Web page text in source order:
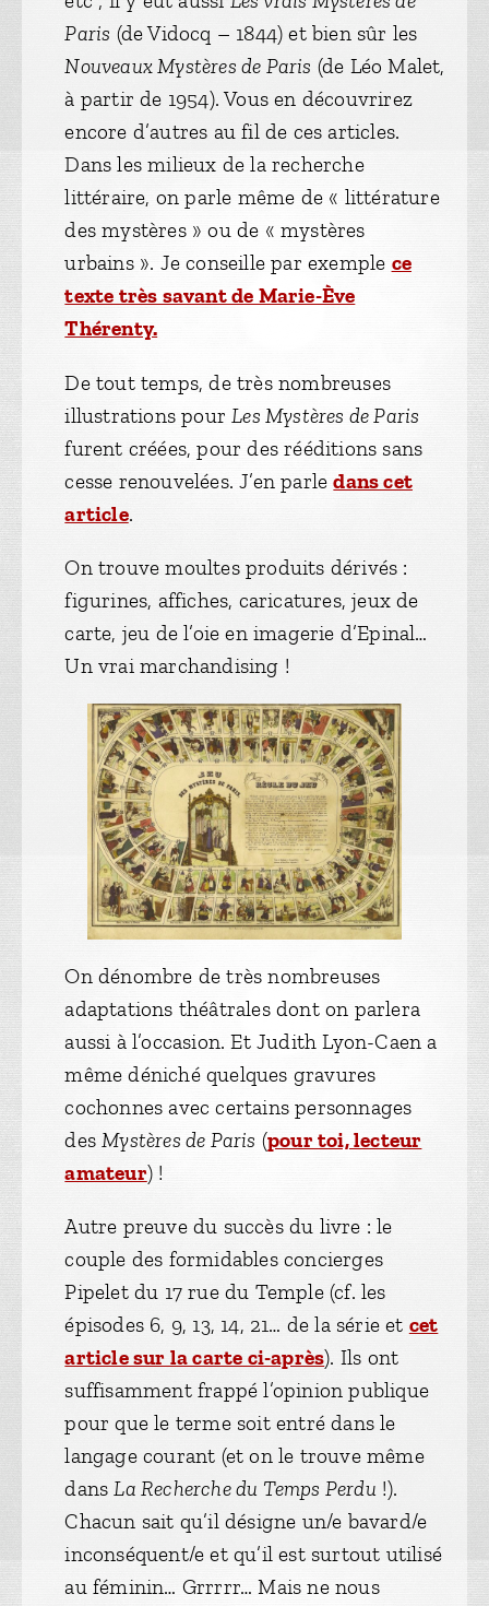
Paris (de Vidocq – 1844) et bien sûr les
Nouveaux Mystères de Paris (de Léo Malet,
à partir de 1954). Vous en découvrirez
encore d’autres au fil de ces articles.
Dans les milieux de la recherche
littéraire, on parle même de « littérature
des mystères » ou de « mystères
urbains ». Je conseille par exemple ce
texte très savant de Marie-Ève
Thérenty.
De tout temps, de très nombreuses
illustrations pourLes Mystères de Paris
furent créées, pour des rééditions sans
cesse renouvelées. J’en parledans cet
article.
On trouve moultes produits dérivés :
figurines, affiches, caricatures, jeux de
carte, jeu de l’oie en imagerie d’Epinal…
Un vrai marchandising !
On dénombre de très nombreuses
adaptations théâtrales dont on parlera
aussi à l’occasion. Et Judith Lyon-Caen a
même déniché quelques gravures
cochonnes avec certains personnages
desMystères de Paris (pour toi, lecteur
amateur) !
Autre preuve du succès du livre : le
couple des formidables concierges
Pipelet du 17 rue du Temple (cf. les
épisodes 6, 9, 13, 14, 21… de la série et cet
article sur la carte ci-après). Ils ont
suffisamment frappé l’opinion publique
pour que le terme soit entré dans le
langage courant (et on le trouve même
dansLa Recherche du Temps Perdu!).
Chacun sait qu’il désigne un/e bavard/e
inconséquent/e et qu’il est surtout utilisé
au féminin… Grrrrr… Mais ne nous